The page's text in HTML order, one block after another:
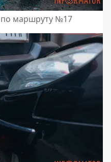
маршруту №17